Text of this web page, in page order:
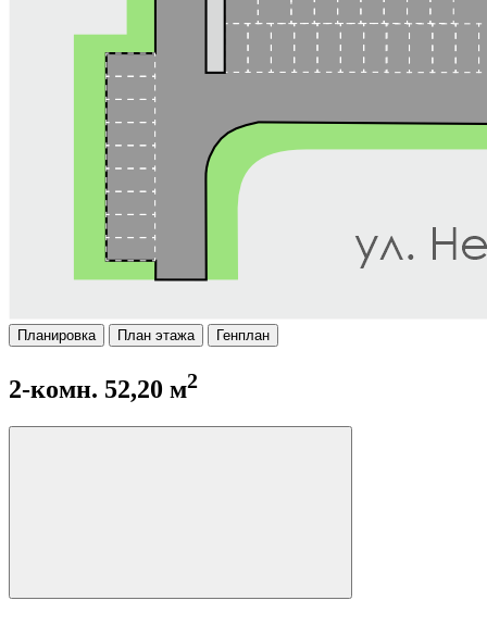
Планировка План этажа Генплан
2-комн. 52,20 м2